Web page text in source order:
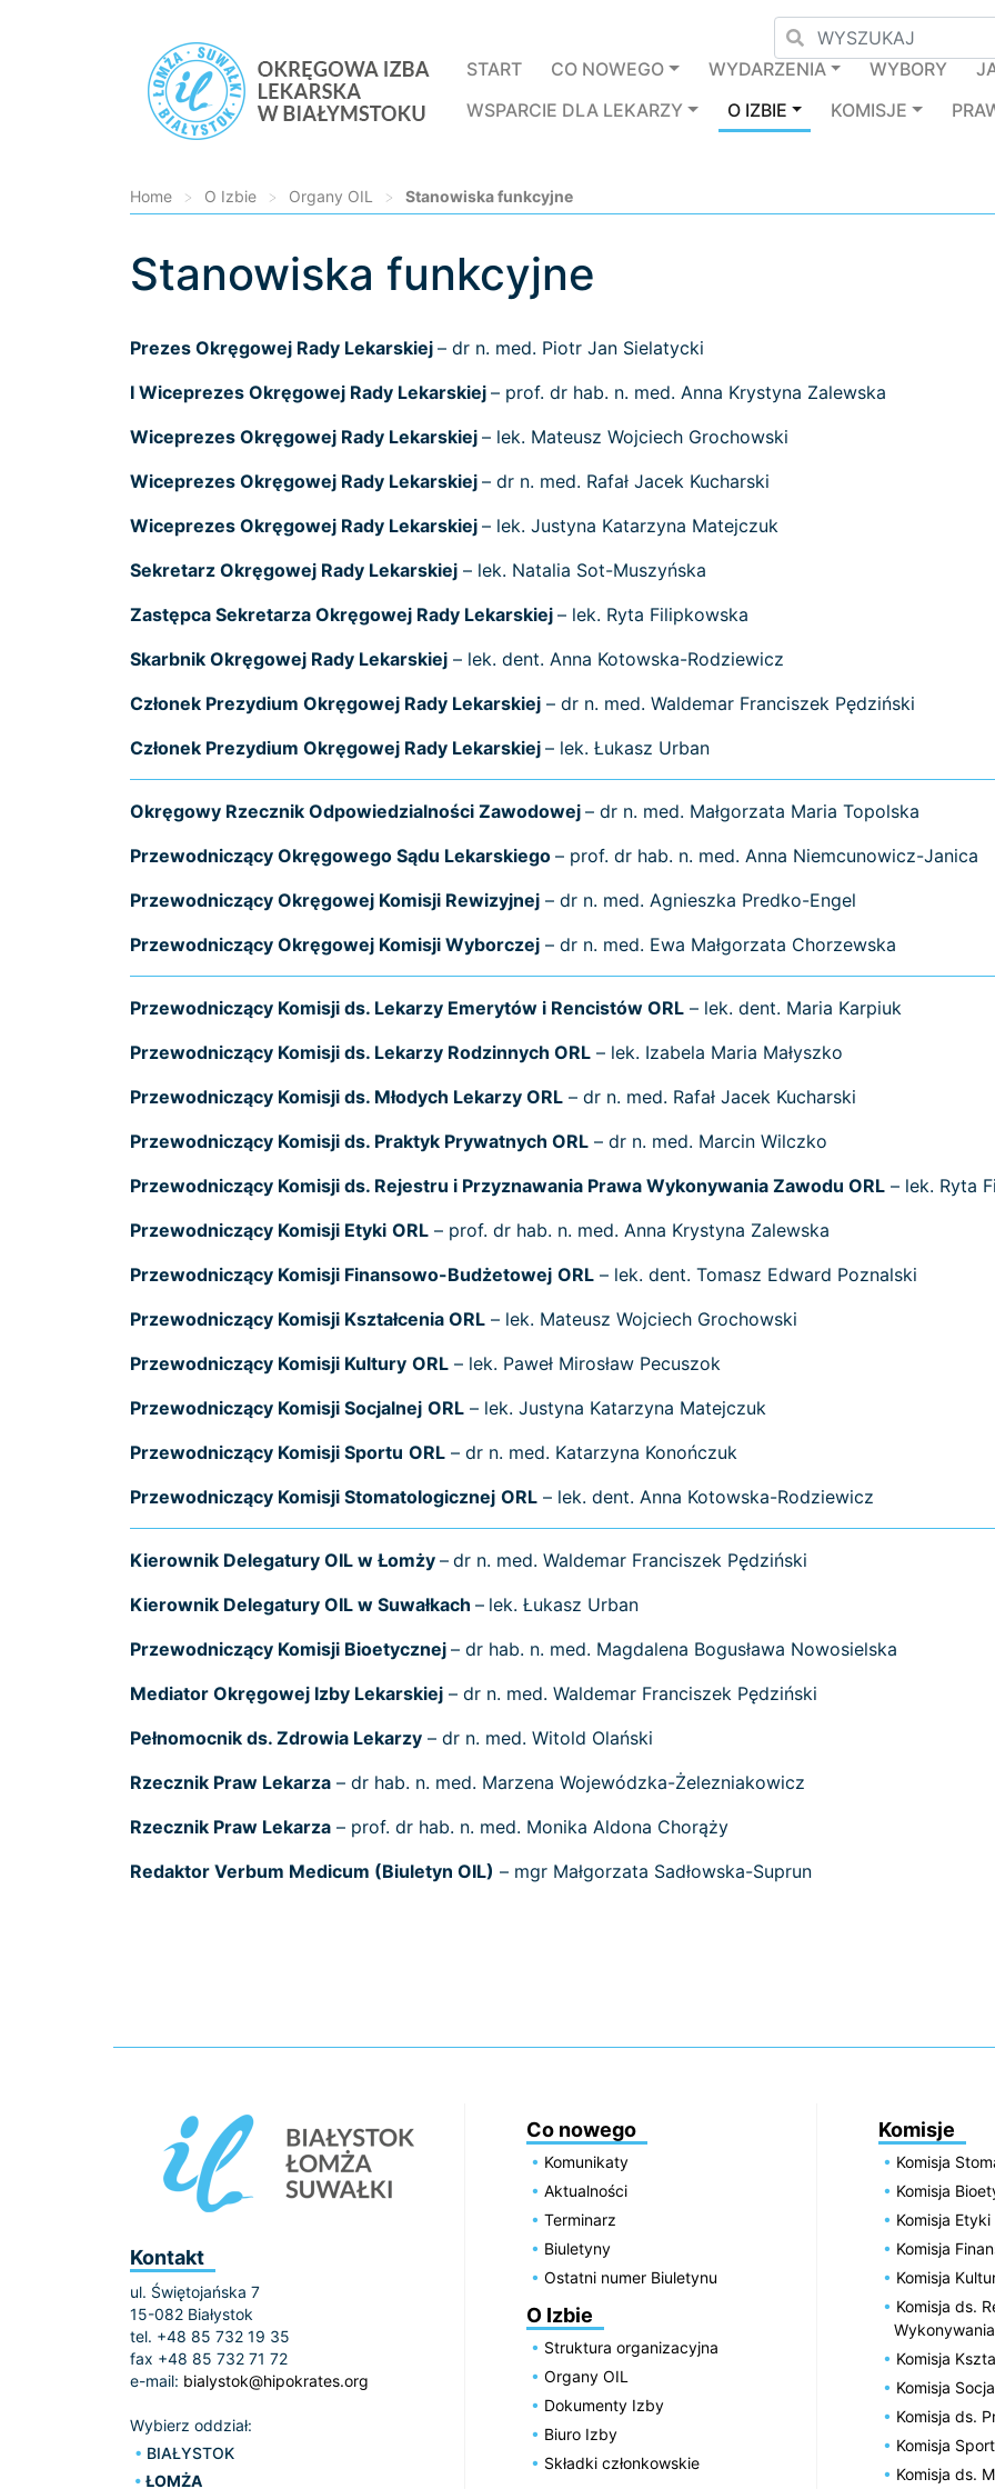
START
CO NOWEGO WYDARZENIA WYBORY
WSPARCIE DLA LEKARZY
O IZBIE KOMISJE
Home > O Izbie > Organy OIL > Stanowiska funkcyjne
Stanowiska funkcyjne
Prezes Okręgowej Rady Lekarskiej – dr n. med. Piotr Jan Sielatycki
I Wiceprezes Okręgowej Rady Lekarskiej – prof. dr hab. n. med. Anna Krystyna Zalewska
Wiceprezes Okręgowej Rady Lekarskiej – lek. Mateusz Wojciech Grochowski
Wiceprezes Okręgowej Rady Lekarskiej – dr n. med. Rafał Jacek Kucharski
Wiceprezes Okręgowej Rady Lekarskiej – lek. Justyna Katarzyna Matejczuk
Sekretarz Okręgowej Rady Lekarskiej – lek. Natalia Sot-Muszyńska
Zastępca Sekretarza Okręgowej Rady Lekarskiej – lek. Ryta Filipkowska
Skarbnik Okręgowej Rady Lekarskiej – lek. dent. Anna Kotowska-Rodziewicz
Członek Prezydium Okręgowej Rady Lekarskiej – dr n. med. Waldemar Franciszek Pędziński
Członek Prezydium Okręgowej Rady Lekarskiej – lek. Łukasz Urban
Okręgowy Rzecznik Odpowiedzialności Zawodowej – dr n. med. Małgorzata Maria Topolska
Przewodniczący Okręgowego Sądu Lekarskiego – prof. dr hab. n. med. Anna Niemcunowicz-Janica
Przewodniczący Okręgowej Komisji Rewizyjnej – dr n. med. Agnieszka Predko-Engel
Przewodniczący Okręgowej Komisji Wyborczej – dr n. med. Ewa Małgorzata Chorzewska
Przewodniczący Komisji ds. Lekarzy Emerytów i Rencistów ORL – lek. dent. Maria Karpiuk
Przewodniczący Komisji ds. Lekarzy Rodzinnych ORL – lek. Izabela Maria Małyszko
Przewodniczący Komisji ds. Młodych Lekarzy ORL – dr n. med. Rafał Jacek Kucharski
Przewodniczący Komisji ds. Praktyk Prywatnych ORL – dr n. med. Marcin Wilczko
Przewodniczący Komisji ds. Rejestru i Przyznawania Prawa Wykonywania Zawodu ORL – lek. Ryta
Przewodniczący Komisji Etyki ORL – prof. dr hab. n. med. Anna Krystyna Zalewska
Przewodniczący Komisji Finansowo-Budżetowej ORL – lek. dent. Tomasz Edward Poznalski
Przewodniczący Komisji Kształcenia ORL – lek. Mateusz Wojciech Grochowski
Przewodniczący Komisji Kultury ORL – lek. Paweł Mirosław Pecuszok
Przewodniczący Komisji Socjalnej ORL – lek. Justyna Katarzyna Matejczuk
Przewodniczący Komisji Sportu ORL – dr n. med. Katarzyna Konończuk
Przewodniczący Komisji Stomatologicznej ORL – lek. dent. Anna Kotowska-Rodziewicz
Kierownik Delegatury OIL w Łomży – dr n. med. Waldemar Franciszek Pędziński
Kierownik Delegatury OIL w Suwałkach – lek. Łukasz Urban
Przewodniczący Komisji Bioetycznej – dr hab. n. med. Magdalena Bogusława Nowosielska
Mediator Okręgowej Izby Lekarskiej – dr n. med. Waldemar Franciszek Pędziński
Pełnomocnik ds. Zdrowia Lekarzy – dr n. med. Witold Olański
Rzecznik Praw Lekarza – dr hab. n. med. Marzena Wojewódzka-Żelezniakowicz
Rzecznik Praw Lekarza – prof. dr hab. n. med. Monika Aldona Chorąży
Redaktor Verbum Medicum (Biuletyn OIL) – mgr Małgorzata Sadłowska-Suprun
Kontakt
ul. Świętojańska 7
15-082 Białystok
tel. +48 85 732 19 35
fax +48 85 732 71 72
e-mail: bialystok@hipokrates.org
Wybierz oddział:
BIAŁYSTOK
ŁOMŻA
Co nowego
Komunikaty
Aktualności
Terminarz
Biuletyny
Ostatni numer Biuletynu
O Izbie
Struktura organizacyjna
Organy OIL
Dokumenty Izby
Biuro Izby
Składki członkowskie
Komisje
Komisja
Komisja
Komisja Etyki
Komisja
Komisja
Komisja ds.
Komisja
Komisja
Komisja ds.
Komisja
Komisja ds.